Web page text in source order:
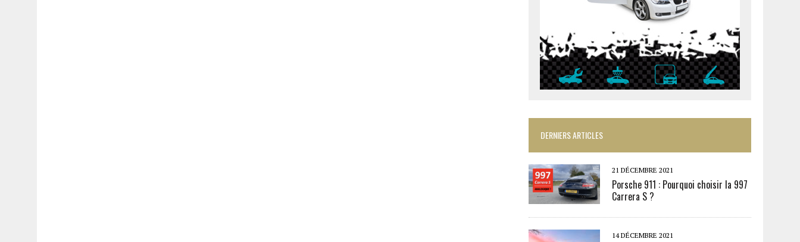
DERNIERS ARTICLES
21 DÉCEMBRE 2021
Porsche 911 : Pourquoi choisir la 997
Carrera S ?
14 DÉCEMBRE 2021